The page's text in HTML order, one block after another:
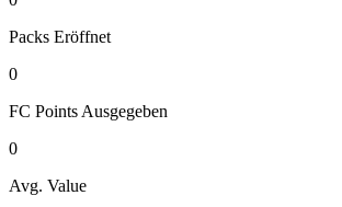
Packs Eröffnet
0
FC Points Ausgegeben
0
Avg. Value